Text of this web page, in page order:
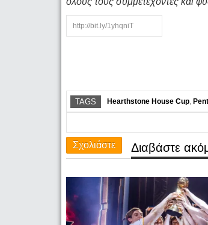
TAGS Hearthstone House Cup,
Σχολιάστε Διαβάστε